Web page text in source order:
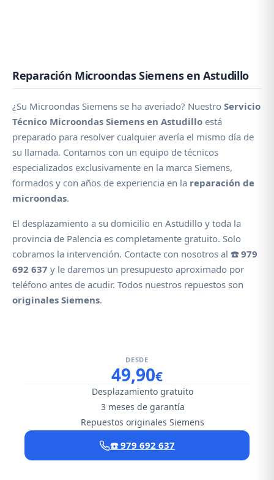
Reparación Microondas Siemens en Astudillo
¿Su Microondas Siemens se ha averiado? Nuestro Servicio
Técnico Microondas Siemens en Astudillo está
preparado para resolver cualquier avería el mismo día de
su llamada. Contamos con un equipo de técnicos
especializados exclusivamente en la marca Siemens,
formados y con años de experiencia en la reparación de
microondas.
El desplazamiento a su domicilio en Astudillo y toda la
provincia de Palencia es completamente gratuito. Solo
cobramos la intervención. Contacte con nosotros al ☎️ 979
692 637 y le daremos un presupuesto aproximado por
teléfono antes de acudir. Todos nuestros repuestos son
originales Siemens.
DESDE
49,90€
Desplazamiento gratuito
3 meses de garantía
Repuestos originales Siemens
☎️ 979 692 637